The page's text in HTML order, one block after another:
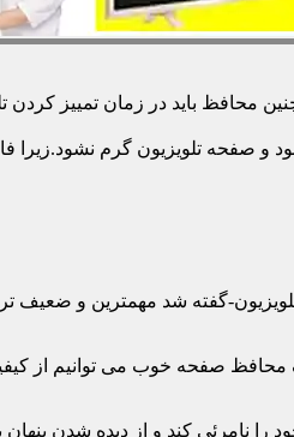
باید در زمان تمییز کردن
و صفحه تلویزیون گرم
گفته شد مهمترین و
صفحه خوب می توانیم از
کند و از دیده شدن پنهان